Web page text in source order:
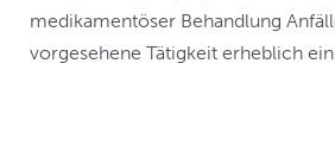
medikamentöser Behandlung
vorgesehene Tätigkeit erheblich